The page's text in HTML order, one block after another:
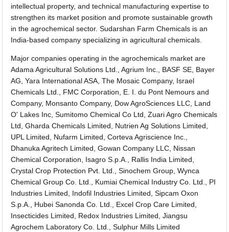
intellectual property, and technical manufacturing expertise to
strengthen its market position and promote sustainable growth
in the agrochemical sector. Sudarshan Farm Chemicals is an
India-based company specializing in agricultural chemicals.
Major companies operating in the agrochemicals market are
Adama Agricultural Solutions Ltd., Agrium Inc., BASF SE, Bayer
AG, Yara International ASA, The Mosaic Company, Israel
Chemicals Ltd., FMC Corporation, E. I. du Pont Nemours and
Company, Monsanto Company, Dow AgroSciences LLC, Land
O' Lakes Inc, Sumitomo Chemical Co Ltd, Zuari Agro Chemicals
Ltd, Gharda Chemicals Limited, Nutrien Ag Solutions Limited,
UPL Limited, Nufarm Limited, Corteva Agriscience Inc.,
Dhanuka Agritech Limited, Gowan Company LLC, Nissan
Chemical Corporation, Isagro S.p.A., Rallis India Limited,
Crystal Crop Protection Pvt. Ltd., Sinochem Group, Wynca
Chemical Group Co. Ltd., Kumiai Chemical Industry Co. Ltd., PI
Industries Limited, Indofil Industries Limited, Sipcam Oxon
S.p.A., Hubei Sanonda Co. Ltd., Excel Crop Care Limited,
Insecticides Limited, Redox Industries Limited, Jiangsu
Agrochem Laboratory Co. Ltd., Sulphur Mills Limited